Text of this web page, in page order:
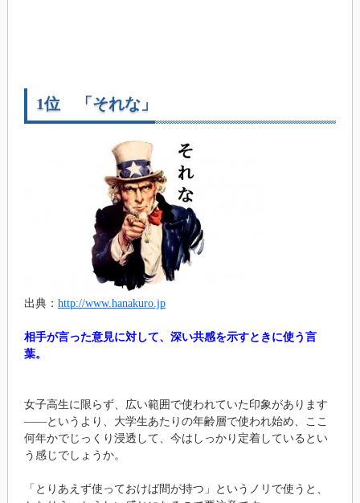
1位 「それな」
出典： http://www.hanakuro.jp
相手が言った意見に対して、深い共感を示すときに使う言
葉。
女子高生に限らず、広い範囲で使われていた印象があります
――というより、大学生あたりの年齢層で使われ始め、ここ
何年かでじっくり浸透して、今はしっかり定着しているとい
う感じでしょうか。
「とりあえず使っておけば間が持つ」というノリで使うと、